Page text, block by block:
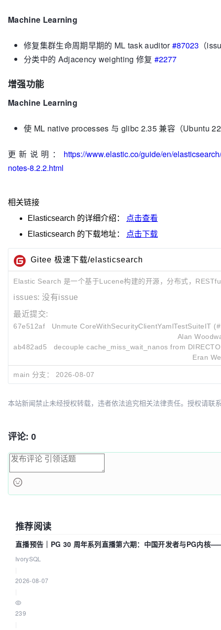
Machine Learning
修复集群生命周期早期的 ML task auditor#87023 （
分类中的 Adjacency weighting 修复 #2277
增强功能
Machine Learning
使 ML native processes 与 glibc 2.35 兼容（Ubuntu
更新说明： https://www.elastic.co/guide/en/
notes-8.2.2.html
相关链接
Elasticsearch 的详细介绍：
点击查看
Elasticsearch 的下载地址： 点击下载
Gitee 极速下载/elasticsearch
Elastic Search 是一个基于Lucene构建的开源，分布式，
issues: 没有issue
最近提交:
67e512af
Unmute CoreWithSecurityClientYamlTestSuiteIT
Alan
ab482ad5
decouple cache_miss_wait_nanos from
Eran
f0fc8193
Fix _terms_enum returning 200 instead of 404 for
main 分支： 2026-08-07
本站新闻禁止未经授权转载，违者依法追究相关法律责任。授权请联
评论: 0
推荐阅读
直播预告｜PG 30 周年系列直播第六期：中国开发者与PG内核
贡献了什么？
IvorySQL
2026-08-07
239